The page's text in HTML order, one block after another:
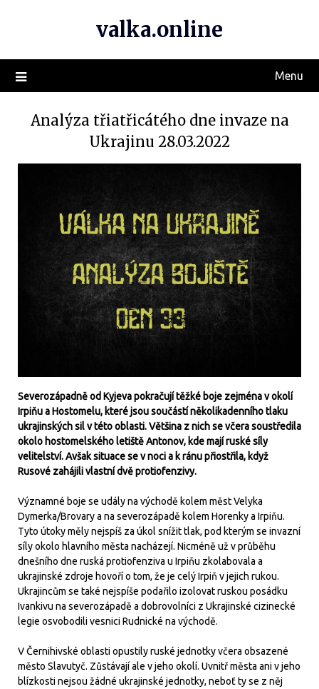
valka.online
Menu
Analýza třiatřicátého dne invaze na
Ukrajinu 28.03.2022
Severozápadně od Kyjeva pokračují těžké boje zejména v okolí
Irpiňu a Hostomelu, které jsou součástí několikadenního tlaku
ukrajinských sil v této oblasti. Většina z nich se včera soustředila
okolo hostomelského letiště Antonov, kde mají ruské síly
velitelství. Avšak situace se v noci a k ránu přiostřila, když
Rusové zahájili vlastní dvě protiofenzivy.
Významné boje se udály na východě kolem měst Velyka
Dymerka/Brovary a na severozápadě kolem Horenky a Irpiňu.
Tyto útoky měly nejspíš za úkol snížit tlak, pod kterým se invazní
síly okolo hlavního města nacházejí. Nicméně už v průběhu
dnešního dne ruská protiofenziva u Irpiňu zkolabovala a
ukrajinské zdroje hovoří o tom, že je celý Irpiň v jejich rukou.
Ukrajincům se také nejspíše podařilo izolovat ruskou posádku
Ivankivu na severozápadě a dobrovolníci z Ukrajinské cizinecké
legie osvobodili vesnici Rudnické na východě.
V Černihivské oblasti opustily ruské jednotky včera obsazené
město Slavutyč. Zůstávají ale v jeho okolí. Uvnitř města ani v jeho
blízkosti nejsou žádné ukrajinské jednotky, neboť ty se z něj